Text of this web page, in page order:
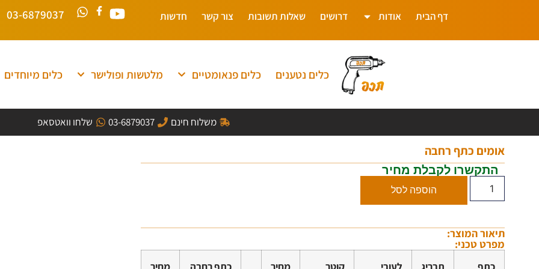
דף הבית אודות דרושים שאלות תשובות צור קשר חדשות 03-6879037
כלים נטענים כלים פנאומטיים מלטשות ופולישר כלים מיוחדים
משלוח חינם 03-6879037 שלחו וואטסאפ
אומים כתף רחבה
התקשרו לקבלת מחיר
הוספה לסל
תיאור המוצר:
מפרט טכני: